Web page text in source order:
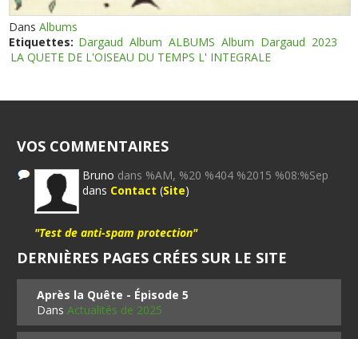
DansAlbums
Etiquettes: Dargaud Album ALBUMS Album Dargaud 2023
LA QUETE DE L'OISEAU DU TEMPS L' INTEGRALE
VOS COMMENTAIRES
Bruno dans %AM, %20 %404 %2015 %08:%Sep
dans Contact (Site)
"Test de anti-spam protection"
DERNIÈRES PAGES CRÉES SUR LE SITE
Après la Quête - Épisode 5
DansActualités de 2025